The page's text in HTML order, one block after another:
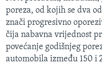
poreza, od kojih se dva
znači progresivno
čija nabavna vrijednost
povećanje godišnjeg
automobila između 150 i